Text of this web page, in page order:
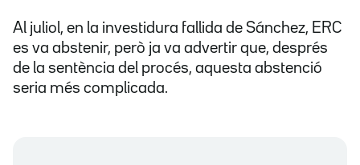
Al juliol, en la investidura fallida de Sánchez, ERC
es va abstenir, però ja va advertir que, després
de la sentència del procés, aquesta abstenció
seria més complicada.